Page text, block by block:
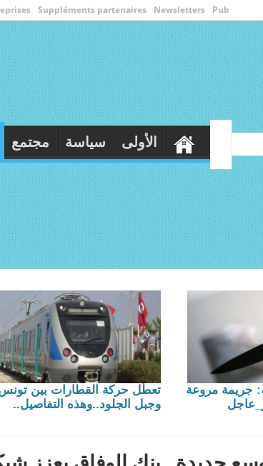
Suppléments partenaires Newsletters Pub
الأولى سياسة مجتمع
تعطّل حركة القطارات بين
وجبل الجلود..وهذه التفاصيل..
جريمة مروعة